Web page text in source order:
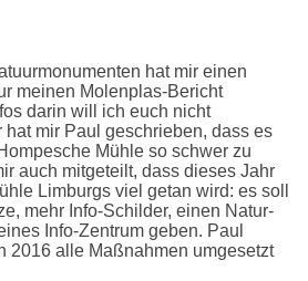
hat mir einen
meinen Molenplas-Bericht
darin will ich euch nicht
mir Paul geschrieben, dass es
Mühle so schwer zu
auch mitgeteilt, dass dieses Jahr
Limburgs viel getan wird: es soll
mehr Info-Schilder, einen Natur-
Info-Zentrum geben. Paul
2016 alle Maßnahmen umgesetzt